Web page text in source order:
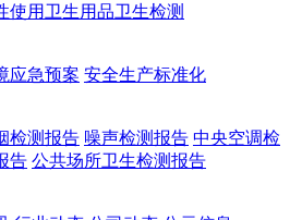
使用卫生用品卫生检测
应急预案 安全生产标准化
检测报告 噪声检测报告 中央空调检
告 公共场所卫生检测报告